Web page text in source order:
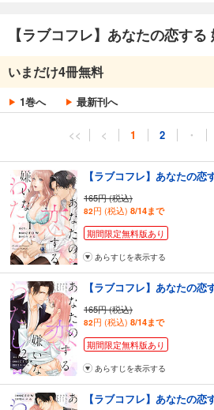
【ラブコフレ】あなたの恋す
いまだけ4冊無料
1巻へ 最新刊へ
<< < 1 2 ・
【ラブコフレ】あなたの
165円 (税込)
82円 (税込) 8/14まで
期間限定無料版あり
あらすじを表示する
【ラブコフレ】あなたの
165円 (税込)
82円 (税込) 8/14まで
期間限定無料版あり
あらすじを表示する
【ラブコフレ】あなたの